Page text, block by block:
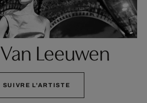
Leeuwen
SUIVRE L'ARTISTE